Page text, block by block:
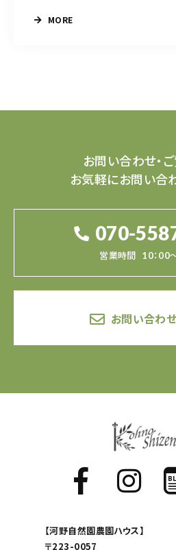
MORE
お問い合わせ・
お気軽にお問い合
070-
営業時間 10：00
お問い合わ
【河野自然園農園ハウス】
〒223-0057